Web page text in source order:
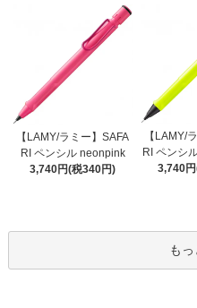
【LAMY/ラミー】SAFA
RI ペンシル neonpink
3,740円(税340円)
【LAMY/
RI ペンシ
3,740
も